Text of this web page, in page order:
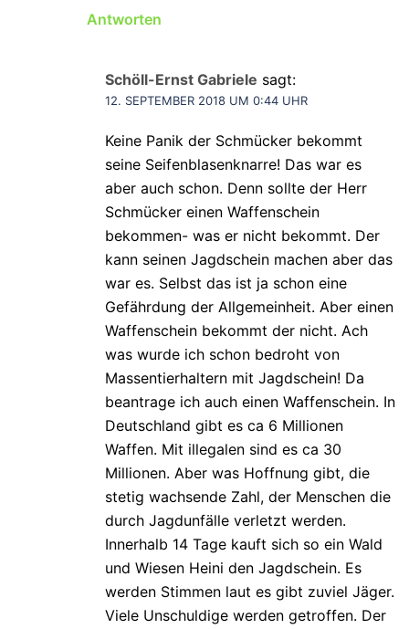
Antworten
Schöll-Ernst Gabriele sagt:
12. SEPTEMBER 2018 UM 0:44 UHR
Keine Panik der Schmücker bekommt
seine Seifenblasenknarre! Das war es
aber auch schon. Denn sollte der Herr
Schmücker einen Waffenschein
bekommen- was er nicht bekommt. Der
kann seinen Jagdschein machen aber das
war es. Selbst das ist ja schon eine
Gefährdung der Allgemeinheit. Aber einen
Waffenschein bekommt der nicht. Ach
was wurde ich schon bedroht von
Massentierhaltern mit Jagdschein! Da
beantrage ich auch einen Waffenschein. In
Deutschland gibt es ca 6 Millionen
Waffen. Mit illegalen sind es ca 30
Millionen. Aber was Hoffnung gibt, die
stetig wachsende Zahl, der Menschen die
durch Jagdunfälle verletzt werden.
Innerhalb 14 Tage kauft sich so ein Wald
und Wiesen Heini den Jagdschein. Es
werden Stimmen laut es gibt zuviel Jäger.
Viele Unschuldige werden getroffen. Der